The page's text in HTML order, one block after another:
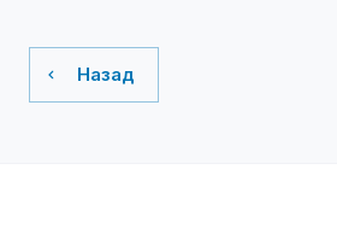
Назад